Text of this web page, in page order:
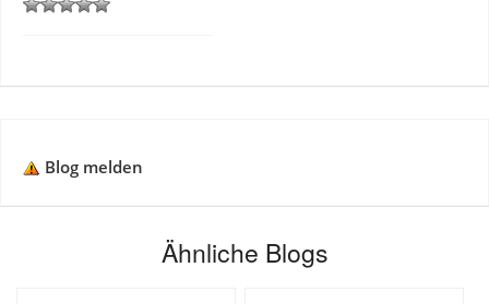
Blog melden
Ähnliche Blogs